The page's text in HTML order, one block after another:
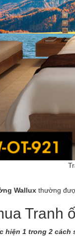
Walluxthường
Tranh
hiện 1 trong 2 cách